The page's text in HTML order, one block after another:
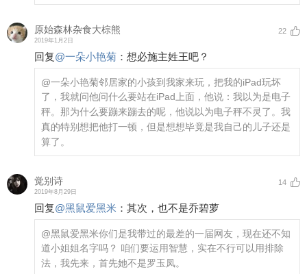
原始森林杂食大棕熊
2019年1月2日
22
回复@一朵小艳菊 ： 想必施主姓王吧？
@一朵小艳菊邻居家的小孩到我家来玩，把我的iPad玩坏
了，我就问他问什么要站在iPad上面，他说：我以为是电子
秤。那为什么要蹦来蹦去的呢，他说以为电子秤不灵了。我
真的特别想把他打一顿，但是想想毕竟是我自己的儿子还是
算了。
觉别诗
2019年8月29日
14
回复@黑鼠爱黑米 ： 其次，也不是乔碧萝
@黑鼠爱黑米你们是我带过的最差的一届网友，现在还不知
道小姐姐名字吗？ 咱们要运用智慧，实在不行可以用排除
法，我先来，首先她不是罗玉凤。